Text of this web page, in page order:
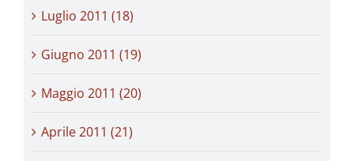
Luglio 2011 (18)
Giugno 2011 (19)
Maggio 2011 (20)
Aprile 2011 (21)